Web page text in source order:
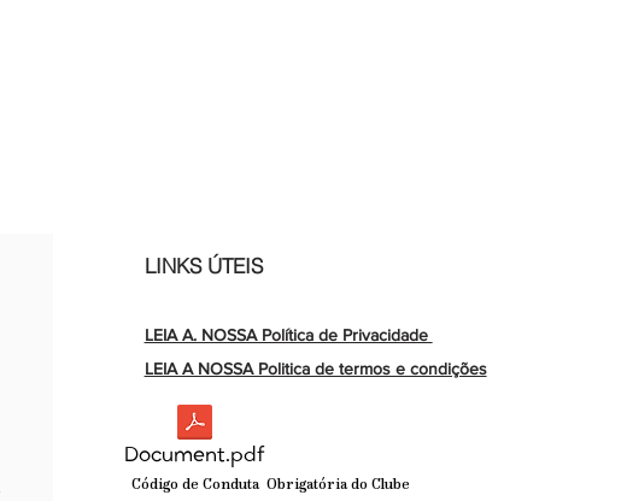
LINKS ÚTEIS
LEIA A. NOSSA Política de Privacidade
LEIA A NOSSA Politica de termos e condições
Document.pdf
Código de Conduta Obrigatória do Clube